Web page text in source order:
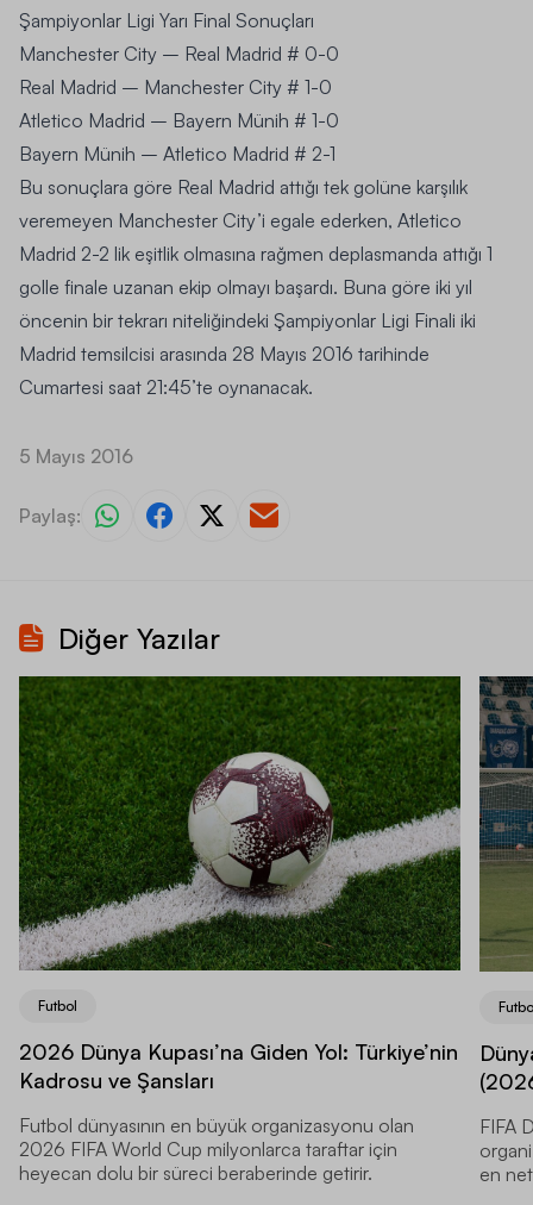
Şampiyonlar Ligi Yarı Final Sonuçları
Manchester City – Real Madrid # 0-0
Real Madrid – Manchester City # 1-0
Atletico Madrid – Bayern Münih # 1-0
Bayern Münih – Atletico Madrid # 2-1
Bu sonuçlara göre Real Madrid attığı tek golüne karşılık
veremeyen Manchester City’i egale ederken, Atletico
Madrid 2-2 lik eşitlik olmasına rağmen deplasmanda attığı 1
golle finale uzanan ekip olmayı başardı. Buna göre iki yıl
öncenin bir tekrarı niteliğindeki Şampiyonlar Ligi Finali iki
Madrid temsilcisi arasında 28 Mayıs 2016 tarihinde
Cumartesi saat 21:45’te oynanacak.
5 Mayıs 2016
Paylaş:
Diğer Yazılar
Futbol
2026 Dünya Kupası’na Giden Yol: Türkiye’nin
Kadrosu ve Şansları
Futbol dünyasının en büyük organizasyonu olan
2026 FIFA World Cup milyonlarca taraftar için
heyecan dolu bir süreci beraberinde getirir.
FIFA
en